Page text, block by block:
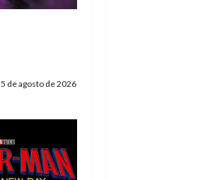
5 de agosto de 2026